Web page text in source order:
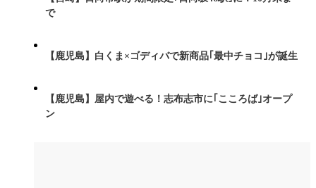
で
【鹿児島】白くま×ゴディバで新商品｢最中チョコ｣が誕生
【鹿児島】屋内で遊べる！志布志市に｢こころば｣オープ
ン